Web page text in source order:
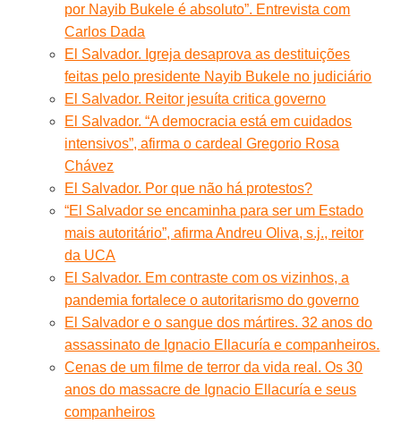
por Nayib Bukele é absoluto”. Entrevista com
Carlos Dada
El Salvador. Igreja desaprova as destituições
feitas pelo presidente Nayib Bukele no judiciário
El Salvador. Reitor jesuíta critica governo
El Salvador. “A democracia está em cuidados
intensivos”, afirma o cardeal Gregorio Rosa
Chávez
El Salvador. Por que não há protestos?
“El Salvador se encaminha para ser um Estado
mais autoritário”, afirma Andreu Oliva, s.j., reitor
da UCA
El Salvador. Em contraste com os vizinhos, a
pandemia fortalece o autoritarismo do governo
El Salvador e o sangue dos mártires. 32 anos do
assassinato de Ignacio Ellacuría e companheiros.
Cenas de um filme de terror da vida real. Os 30
anos do massacre de Ignacio Ellacuría e seus
companheiros